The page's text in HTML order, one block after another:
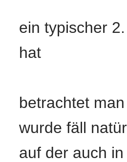
ein typischer
hat
betrachtet
wurde fäll
auf der auch